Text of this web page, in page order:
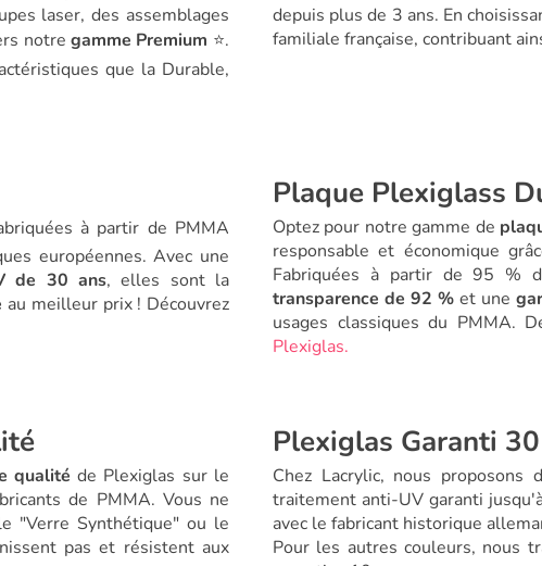
laser, des assemblages
notre gamme Premium ⭐.
que la Durable,
depuis plus de 3 ans. En
familiale française, contribuant
à partir de PMMA
européennes. Avec une
de 30 ans, elles sont la
au meilleur prix ! Découvrez
Plaque Plexiglass
Optez pour notre gamme de
responsable et économique
Fabriquées à partir de 95 %
transparence de 92 % et une
usages classiques du PMMA.
Plexiglas.
qualité de Plexiglas sur le
de PMMA. Vous ne
"Verre Synthétique" ou le
pas et résistent aux
Plexiglas Garanti
Chez Lacrylic, nous proposons
traitement anti-UV garanti
avec le fabricant historique
Pour les autres couleurs, nous